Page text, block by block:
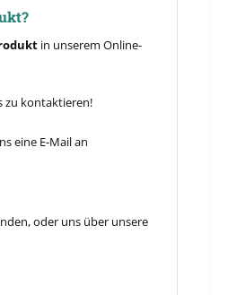
in unserem Online-
zu kontaktieren!
eine E-Mail an
oder uns über unsere